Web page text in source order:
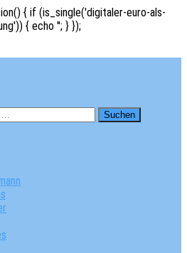
{ if (is_single('digitaler-euro-als-
{ echo ''; } });